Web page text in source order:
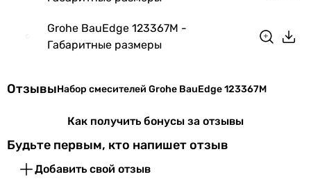
Г-образный, L-образный
Г-образный, L-образный
Г-образный
Г-образный, L-образный
L-образный, Г-образный
Г-образный
Grohe BauEdge 123367M -
Габаритные размеры
ОтзывыНабор смесителей Grohe BauEdge 123367M
Как получить бонусы за отзывы
Будьте первым, кто напишет отзыв
Добавить свой отзыв